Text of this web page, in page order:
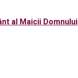
al Maicii Domnului